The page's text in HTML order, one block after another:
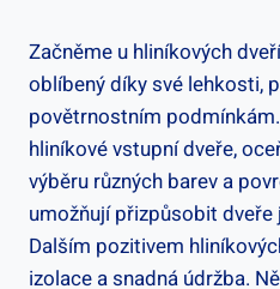
Začněme u​ hliníkových
oblíbený díky své lehkosti,
povětrnostním
hliníkové vstupní dveře,
‌výběru různých ⁣barev a
umožňují přizpůsobit
Dalším pozitivem
izolace a snadná ⁤údržba.